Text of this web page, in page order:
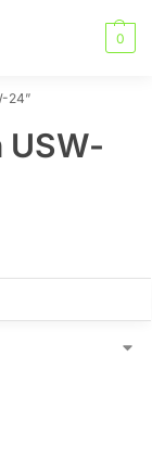
0
24”
USW-